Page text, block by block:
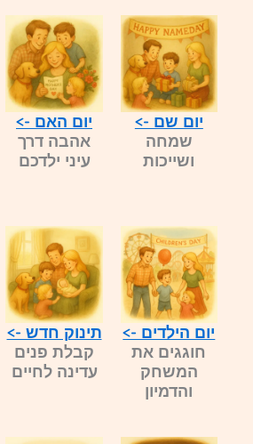
יום שם ->
שמחה
ושייכות
יום האם ->
עיני ילדכם
יום הילדים ->
חוגגים את
המשחק
והדמיון
תינוק חדש ->
עדינה לחיים